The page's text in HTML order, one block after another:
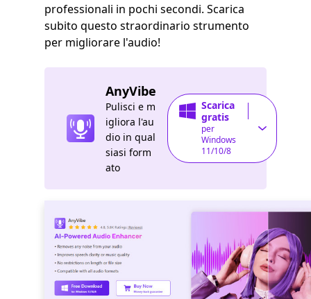
professionali in pochi secondi. Scarica
subito questo straordinario strumento
per migliorare l'audio!
AnyVibe
Pulisci e m
igliora l'au
dio in qual
siasi form
ato
Scarica
gratis
per
Windows
11/10/8